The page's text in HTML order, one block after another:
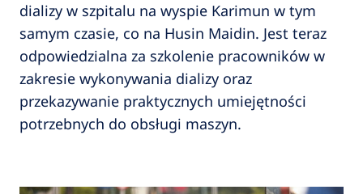
dializy w szpitalu na wyspie Karimun w tym
samym czasie, co na Husin Maidin. Jest teraz
odpowiedzialna za szkolenie pracowników w
zakresie wykonywania dializy oraz
przekazywanie praktycznych umiejętności
potrzebnych do obsługi maszyn.